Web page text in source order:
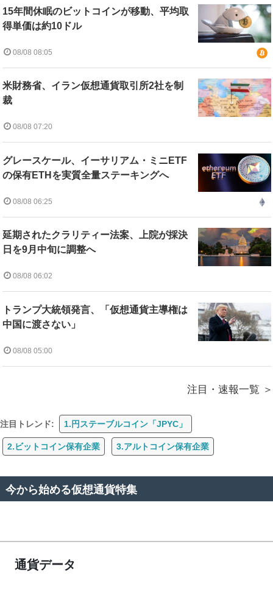
15年間休眠のビットコインが移動、平均取
得単価は約10ドル
08/08 08:05
米財務省、イラン仮想通貨取引所2社を制
裁
08/08 07:20
グレースケール、イーサリアム・ミニETF
の保有ETHを実質全量ステーキングへ
08/08 06:25
延期されたクラリティー法案、上院が採決
日を9月中旬に調整へ
08/08 06:02
トランプ大統領発言、「仮想通貨主導権は
中国に渡さない」
08/08 05:00
注目・速報一覧
注目トレンド: 1.円ステーブルコイン「JPYC」
2.ビットコイン保有企業 3.アルトコイン保有企業
今から始める仮想通貨特集
通貨データ